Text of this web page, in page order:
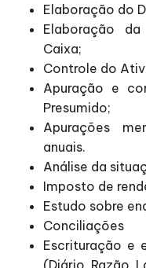
Elaboração do
Elaboração
Caixa;
Controle do
Apuração e
Presumido;
Apurações
anuais.
Análise da
Imposto de
Estudo sobre
Conciliações
Escrituração e
(Diário, Razão,